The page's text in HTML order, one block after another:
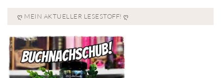
Ღ MEIN AKTUELLER LESESTOFF! Ღ